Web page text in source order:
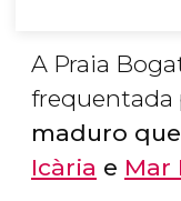
A Praia
frequentada
maduro
Icària e Mar